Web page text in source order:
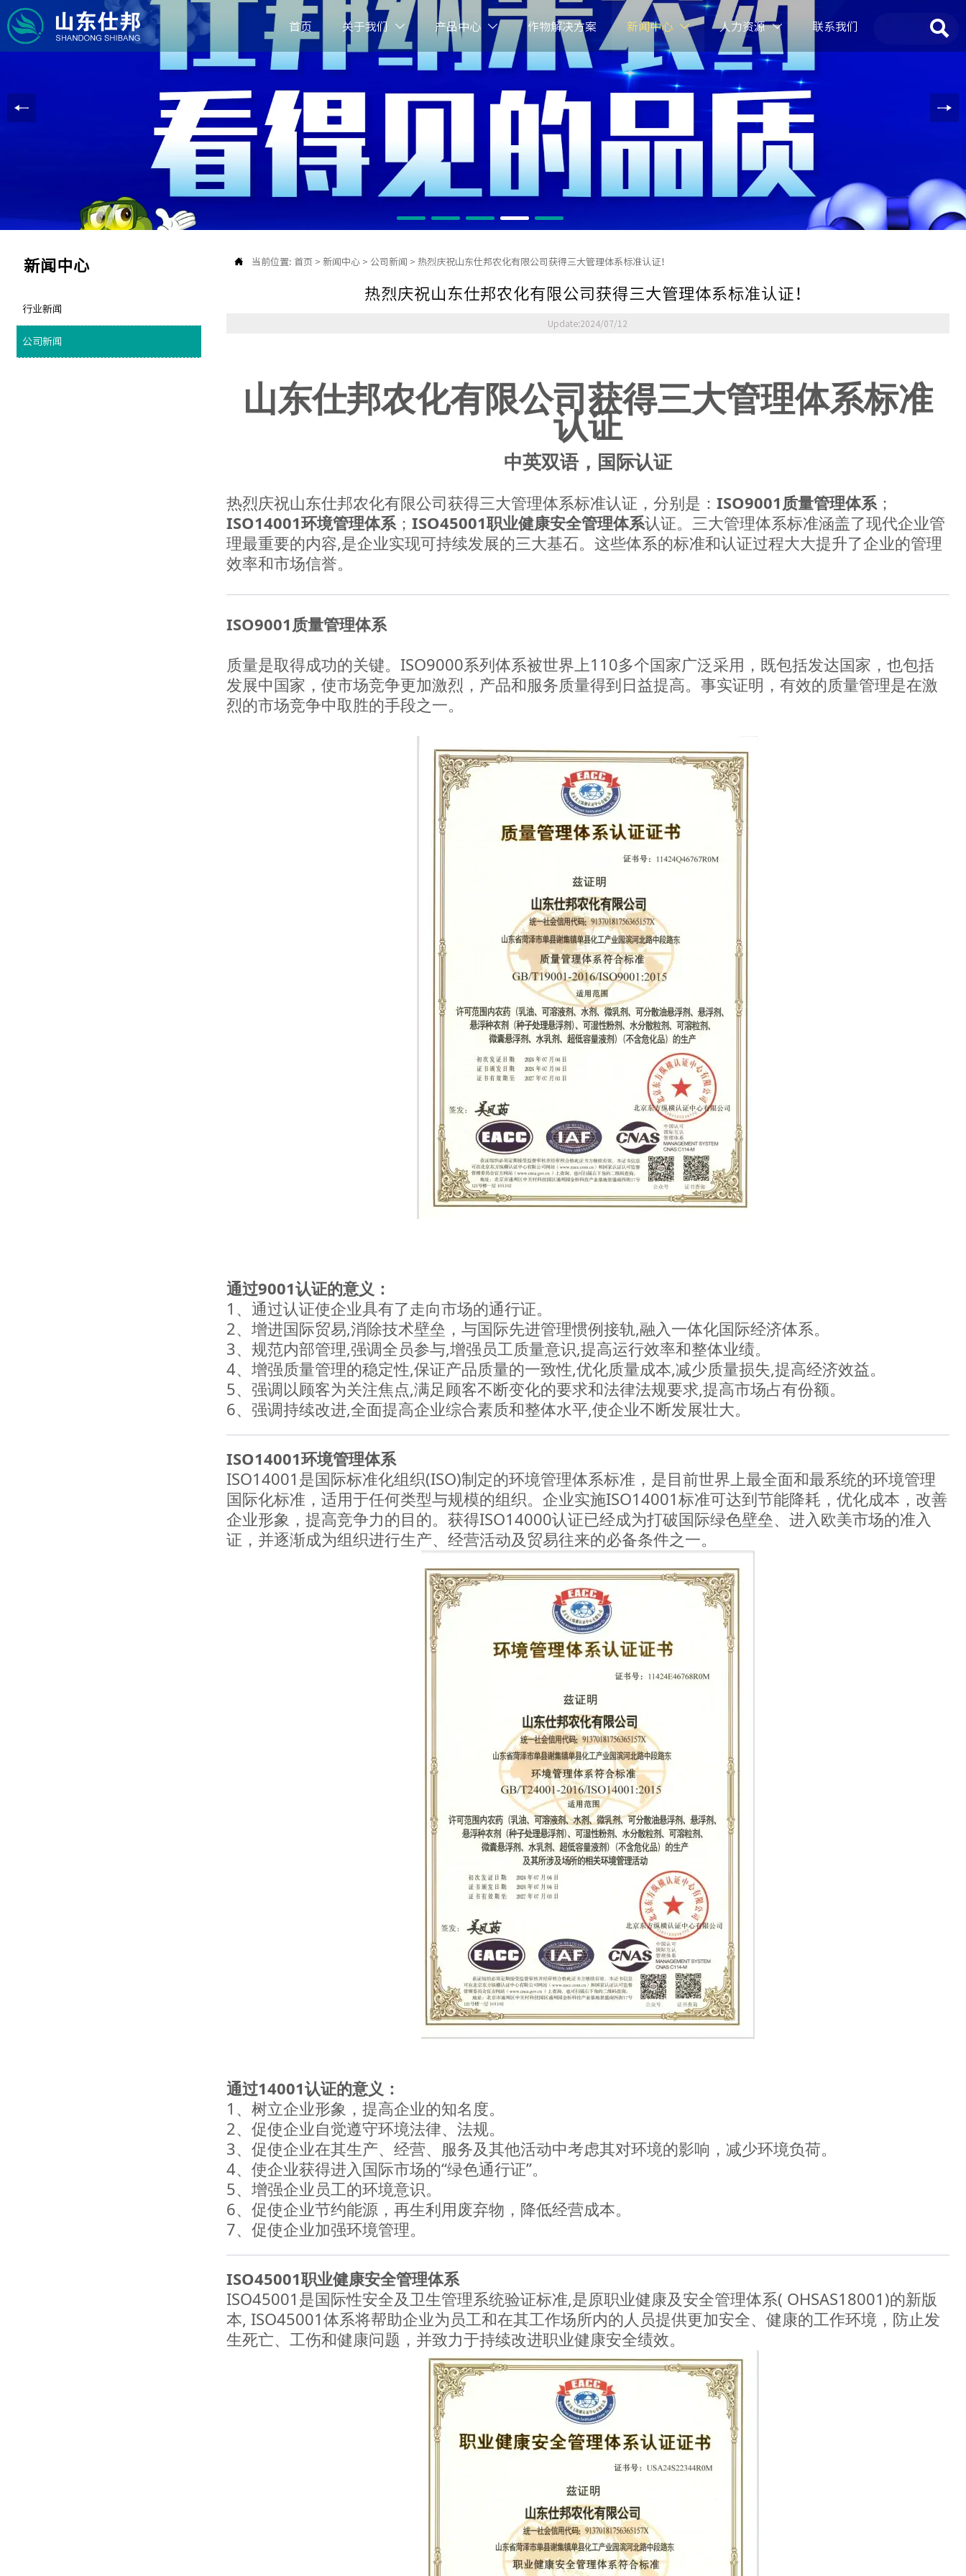
首页 关于我们  产品中心  作物解决方案 新闻中心  人力资源  联系我们 
新闻中心
行业新闻
公司新闻
 当前位置: 首页> 新闻中心 > 公司新闻 > 热烈庆祝山东仕邦农化有限公司获得三大管理体系标准认证！
热烈庆祝山东仕邦农化有限公司获得三大管理体系标准认证！
Update:2024/07/12
山东仕邦农化有限公司获得三大管理体系标准
认证
中英双语，国际认证
热烈庆祝山东仕邦农化有限公司获得三大管理体系标准认证，分别是： ISO9001质量管理体系；
ISO14001环境管理体系； ISO45001职业健康安全管理体系认证。三大管理体系标准涵盖了现代企业管
理最重要的内容,是企业实现可持续发展的三大基石。这些体系的标准和认证过程大大提升了企业的管理
效率和市场信誉。
ISO9001质量管理体系
质量是取得成功的关键。ISO9000系列体系被世界上110多个国家广泛采用，既包括发达国家，也包括
发展中国家，使市场竞争更加激烈，产品和服务质量得到日益提高。事实证明，有效的质量管理是在激
烈的市场竞争中取胜的手段之一。
通过9001认证的意义：
1、通过认证使企业具有了走向市场的通行证。
2、增进国际贸易,消除技术壁垒，与国际先进管理惯例接轨,融入一体化国际经济体系。
3、规范内部管理,强调全员参与,增强员工质量意识,提高运行效率和整体业绩。
4、增强质量管理的稳定性,保证产品质量的一致性,优化质量成本,减少质量损失,提高经济效益。
5、强调以顾客为关注焦点,满足顾客不断变化的要求和法律法规要求,提高市场占有份额。
6、强调持续改进,全面提高企业综合素质和整体水平,使企业不断发展壮大。
ISO14001环境管理体系
ISO14001是国际标准化组织(ISO)制定的环境管理体系标准，是目前世界上最全面和最系统的环境管理
国际化标准，适用于任何类型与规模的组织。企业实施ISO14001标准可达到节能降耗，优化成本，改善
企业形象，提高竞争力的目的。获得ISO14000认证已经成为打破国际绿色壁垒、进入欧美市场的准入
证，并逐渐成为组织进行生产、经营活动及贸易往来的必备条件之一。
通过14001认证的意义：
1、树立企业形象，提高企业的知名度。
2、促使企业自觉遵守环境法律、法规。
3、促使企业在其生产、经营、服务及其他活动中考虑其对环境的影响，减少环境负荷。
4、使企业获得进入国际市场的“绿色通行证”。
5、增强企业员工的环境意识。
6、促使企业节约能源，再生利用废弃物，降低经营成本。
7、促使企业加强环境管理。
ISO45001职业健康安全管理体系
ISO45001是国际性安全及卫生管理系统验证标准,是原职业健康及安全管理体系( OHSAS18001)的新版
本, ISO45001体系将帮助企业为员工和在其工作场所内的人员提供更加安全、健康的工作环境，防止发
生死亡、工伤和健康问题，并致力于持续改进职业健康安全绩效。